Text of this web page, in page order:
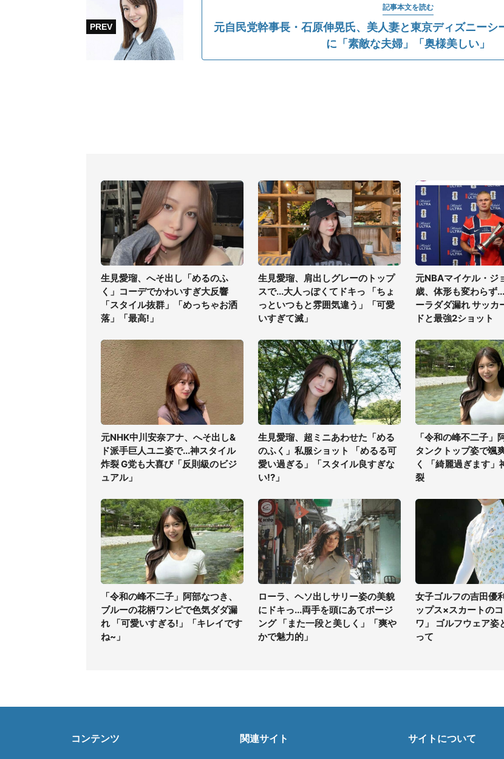
記事本文を読む
元自民党幹事長・石原伸晃氏、美人妻と東京ディズニー
に「素敵な夫婦」「奥様美しい」
生見愛瑠、へそ出し「めるのふ
く」コーデでかわいすぎ大反響
「スタイル抜群」「めっちゃお洒
落」「最高!」
生見愛瑠、肩出しグレーのトップ
スで...大人っぽくてドキっ 「ちょ
っといつもと雰囲気違う」「可愛
いすぎて滅」
元NBAマイケル・ジ
歳、体形も変わらず
ーラダダ漏れ サッカ
ドと最強2ショット
元NHK中川安奈アナ、へそ出し&
ド派手巨人ユニ姿で...神スタイル
炸裂 G党も大喜び「反則級のビジ
ュアル」
生見愛瑠、超ミニあわせた「める
のふく」私服ショット 「めるる可
愛い過ぎる」「スタイル良すぎな
い!?」
「令和の峰不二子」
タンクトップ姿で颯
く 「綺麗過ぎます」
裂
「令和の峰不二子」阿部なつき、
ブルーの花柄ワンピで色気ダダ漏
れ 「可愛いすぎる!」「キレイです
ね~」
ローラ、ヘソ出しサリー姿の美貌
にドキっ...両手を頭にあてポージ
ング 「また一段と美しく」「爽や
かで魅力的」
女子ゴルフの吉田優
ップス×スカートの
ワ」 ゴルフウェア姿
って
コンテンツ 関連サイト サイトについて